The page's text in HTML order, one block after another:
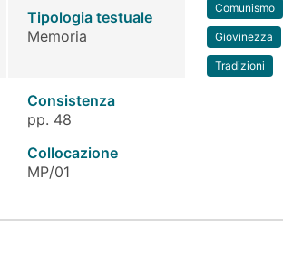
Tipologia testuale
Memoria
Consistenza
pp. 48
Collocazione
MP/01
Comunismo
Giovinezza
Tradizioni